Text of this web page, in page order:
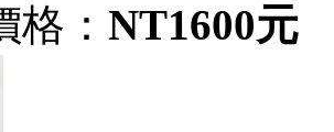
格： NT1600元